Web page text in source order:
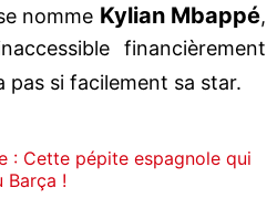
nomme Kylian Mbappé,
financièrement
pas si facilement sa star.
: Cette pépite espagnole qui
Barça !